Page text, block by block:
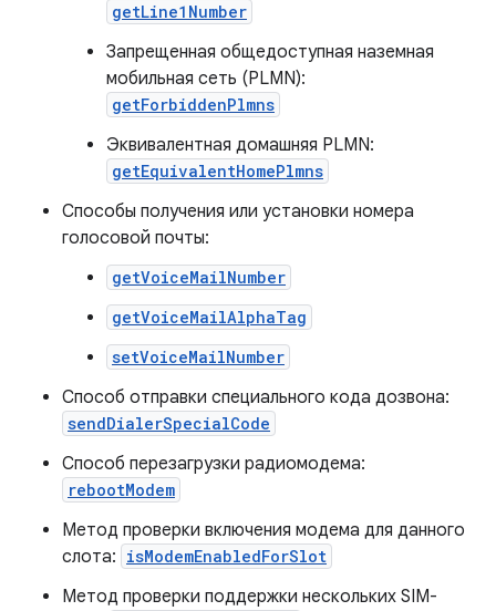
getLine1Number
Запрещенная общедоступная наземная
мобильная сеть (PLMN):
getForbiddenPlmns
Эквивалентная домашняя PLMN:
getEquivalentHomePlmns
Способы получения или установки номера
голосовой почты:
getVoiceMailNumber
getVoiceMailAlphaTag
setVoiceMailNumber
Способ отправки специального кода дозвона:
sendDialerSpecialCode
Способ перезагрузки радиомодема:
rebootModem
Метод проверки включения модема для данного
слота: isModemEnabledForSlot
Метод проверки поддержки нескольких SIM-